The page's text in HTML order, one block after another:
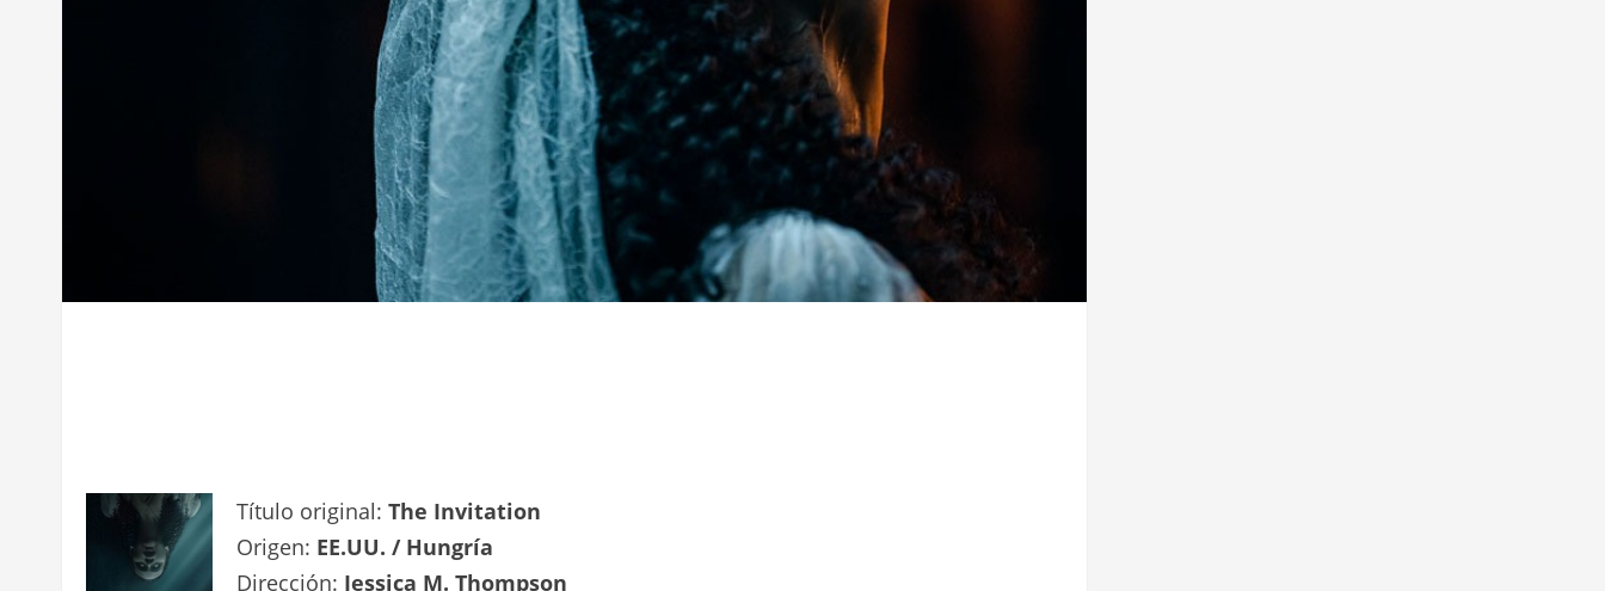
Título original: The Invitation
Origen: EE.UU. / Hungría
Dirección: Jessica M. Thompson